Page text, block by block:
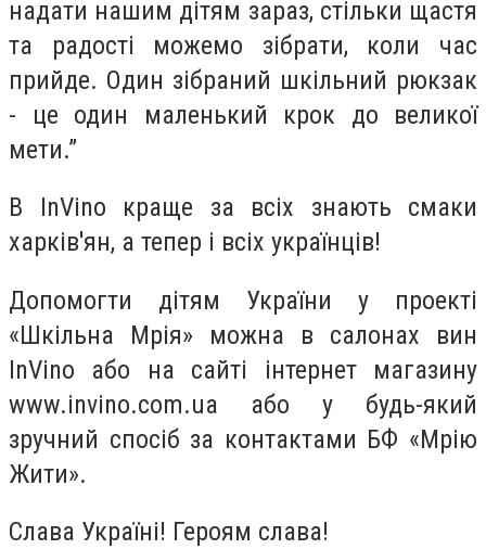
надати нашим дітям зараз, стільки щастя
та радості можемо зібрати, коли час
прийде. Один зібраний шкільний рюкзак
- це один маленький крок до великої
мети.”
В InVino краще за всіх знають смаки
харків'ян, а тепер і всіх українців!
Допомогти дітям України у проекті
«Шкільна Мрія» можна в салонах вин
InVino або на сайті інтернет магазину
www.invino.com.ua або у будь-який
зручний спосіб за контактами БФ «Мрію
Жити».
Слава Україні! Героям слава!